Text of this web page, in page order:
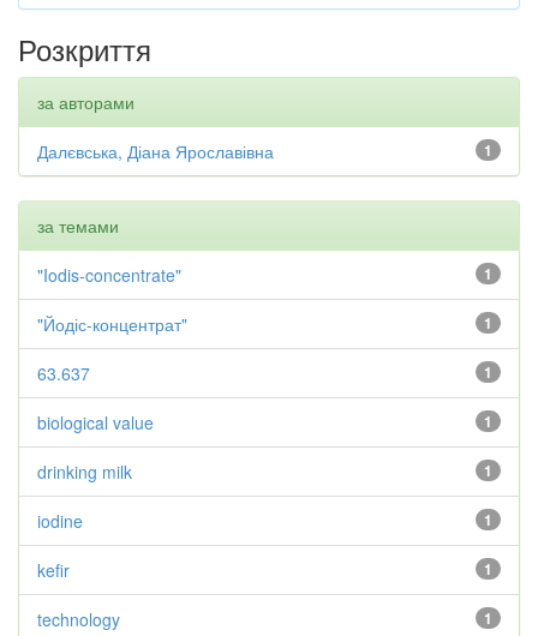
Розкриття
за авторами
1
Далєвська, Діана Ярославівна
за темами
1
"Iodis-concentrate"
1
"Йодіс-концентрат"
1
63.637
1
biological value
1
drinking milk
1
iodine
1
kefir
1
technology